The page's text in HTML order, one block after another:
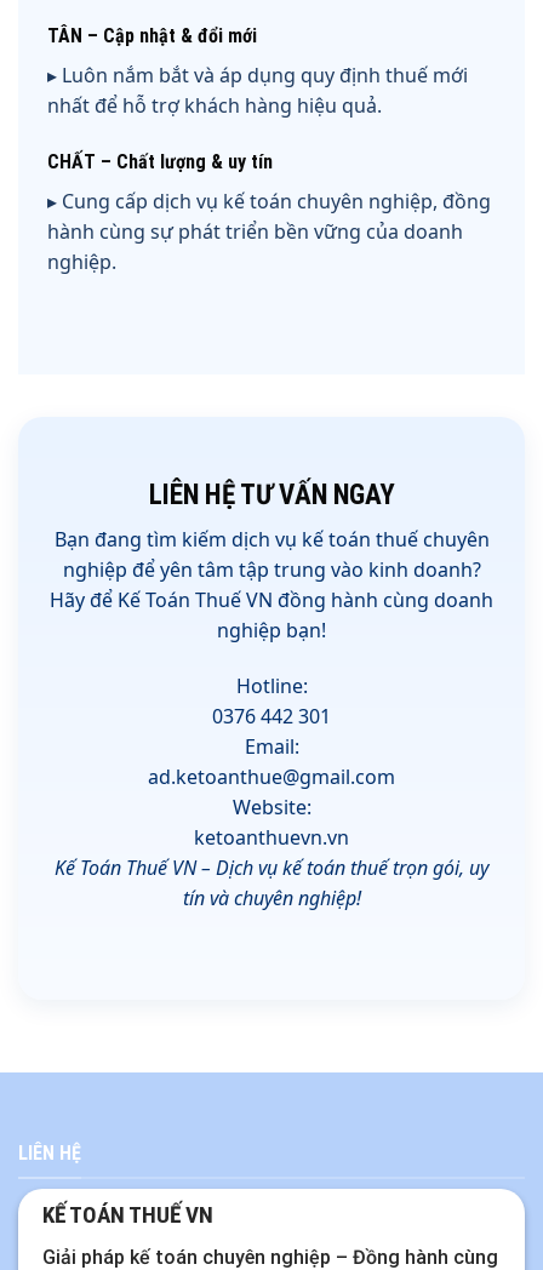
TÂN – Cập nhật & đổi mới
▸ Luôn nắm bắt và áp dụng quy định thuế mới
nhất để hỗ trợ khách hàng hiệu quả.
CHẤT – Chất lượng & uy tín
▸ Cung cấp dịch vụ kế toán chuyên nghiệp, đồng
hành cùng sự phát triển bền vững của doanh
nghiệp.
LIÊN HỆ TƯ VẤN NGAY
Bạn đang tìm kiếm dịch vụ kế toán thuế chuyên
nghiệp để yên tâm tập trung vào kinh doanh?
Hãy để Kế Toán Thuế VN đồng hành cùng doanh
nghiệp bạn!
Hotline:
0376 442 301
Email:
ad.ketoanthue@gmail.com
Website:
ketoanthuevn.vn
Kế Toán Thuế VN – Dịch vụ kế toán thuế trọn gói, uy
tín và chuyên nghiệp!
LIÊN HỆ
KẾ TOÁN THUẾ VN
Giải pháp kế toán chuyên nghiệp – Đồng hành cùng